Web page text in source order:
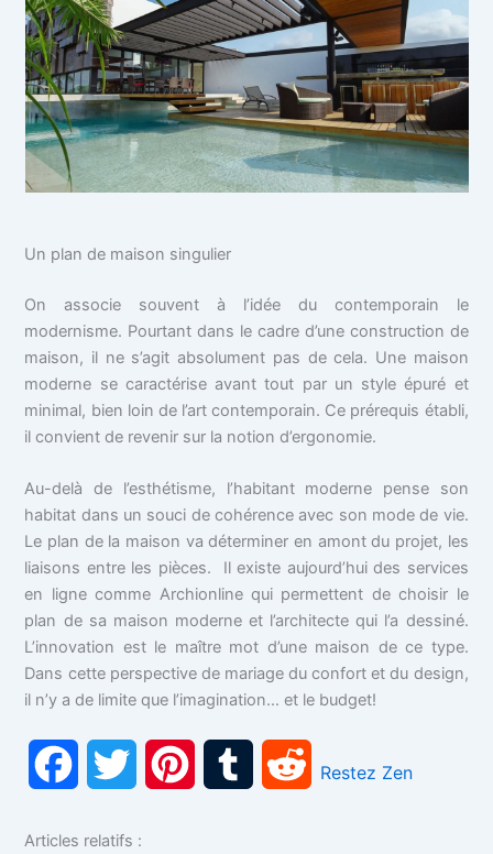
Un plan de maison singulier
On associe souvent à l’idée du contemporain le
modernisme. Pourtant dans le cadre d’une construction de
maison, il ne s’agit absolument pas de cela. Une maison
moderne se caractérise avant tout par un style épuré et
minimal, bien loin de l’art contemporain. Ce prérequis établi,
il convient de revenir sur la notion d’ergonomie.
Au-delà de l’esthétisme, l’habitant moderne pense son
habitat dans un souci de cohérence avec son mode de vie.
Le plan de la maison va déterminer en amont du projet, les
liaisons entre les pièces. Il existe aujourd’hui des services
en ligne comme Archionline qui permettent de choisir le
plan de sa maison moderne et l’architecte qui l’a dessiné.
L’innovation est le maître mot d’une maison de ce type.
Dans cette perspective de mariage du confort et du design,
il n’y a de limite que l’imagination… et le budget!
RRestez Zen
Articles relatifs :